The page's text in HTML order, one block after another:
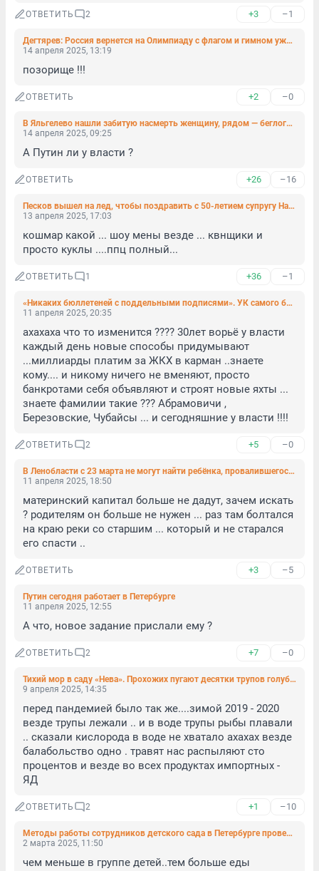
ОТВЕТИТЬ 2 +3 –1
Дегтярев: Россия вернется на Олимпиаду с флагом и гимном уже в 2028-м
14 апреля 2025, 13:19
позорище !!!
ОТВЕТИТЬ +2 –0
В Яльгелево нашли забитую насмерть женщину, рядом — беглого военнослужащего
14 апреля 2025, 09:25
А Путин ли у власти ?
ОТВЕТИТЬ +26 –16
Песков вышел на лед, чтобы поздравить с 50-летием супругу Навку. Видео
13 апреля 2025, 17:03
кошмар какой ... шоу мены везде ... квнщики и
просто куклы ....ппц полный...
ОТВЕТИТЬ 1 +36 –1
«Никаких бюллетеней с поддельными подписями». УК самого большого дома России предоставила свою версию событий после обысков в Петербурге
11 апреля 2025, 20:35
ахахаха что то изменится ???? 30лет ворьё у власти
каждый день новые способы придумывают
...миллиарды платим за ЖКХ в карман ..знаете
кому.... и никому ничего не вменяют, просто
банкротами себя объявляют и строят новые яхты ...
знаете фамилии такие ??? Абрамовичи ,
Березовские, Чубайсы ... и сегодняшние у власти !!!!
ОТВЕТИТЬ 2 +5 –0
В Ленобласти с 23 марта не могут найти ребёнка, провалившегося под лёд реки Тосны
11 апреля 2025, 18:50
материнский капитал больше не дадут, зачем искать
? родителям он больше не нужен ... раз там болтался
на краю реки со старшим ... который и не старался
его спасти ..
ОТВЕТИТЬ +3 –5
Путин сегодня работает в Петербурге
11 апреля 2025, 12:55
А что, новое задание прислали ему ?
ОТВЕТИТЬ 2 +7 –0
Тихий мор в саду «Нева». Прохожих пугают десятки трупов голубей в петербургском парке
9 апреля 2025, 14:35
перед пандемией было так же....зимой 2019 - 2020
везде трупы лежали .. и в воде трупы рыбы плавали
.. сказали кислорода в воде не хватало ахахах везде
балабольство одно . травят нас распыляют сто
процентов и везде во всех продуктах импортных -
ЯД
ОТВЕТИТЬ 2 +1 –10
Методы работы сотрудников детского сада в Петербурге проверит прокуратура
2 марта 2025, 11:50
чем меньше в группе детей..тем больше еды